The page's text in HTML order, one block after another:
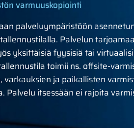
varmuuskopiointi
palveluympäristöön
Palvelun
yksittäisiä fyysisiä tai
toimii ns. offsite-
ja paikallisten
Palvelu itsessään ei rajoita